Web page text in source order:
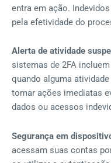
entra em ação.
pela efetividade do
Alerta de atividade
sistemas de 2FA
quando alguma
tomar ações imediatas
dados ou acessos
Segurança em
acessam suas contas